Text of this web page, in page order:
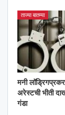
ताज्या बातम्या
मनी
अरेस्टची भीती
गंडा